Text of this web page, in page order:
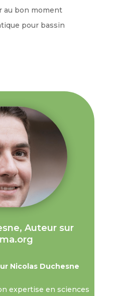
au bon moment
pour bassin
Auteur sur
Nicolas Duchesne
expertise en sciences